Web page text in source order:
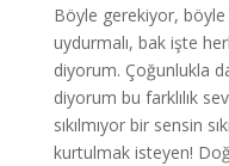
Böyle gerekiyor,
uydurmalı, bak işte
diyorum. Çoğunlukla
diyorum bu farklılık
sıkılmıyor bir sensin
kurtulmak isteyen!